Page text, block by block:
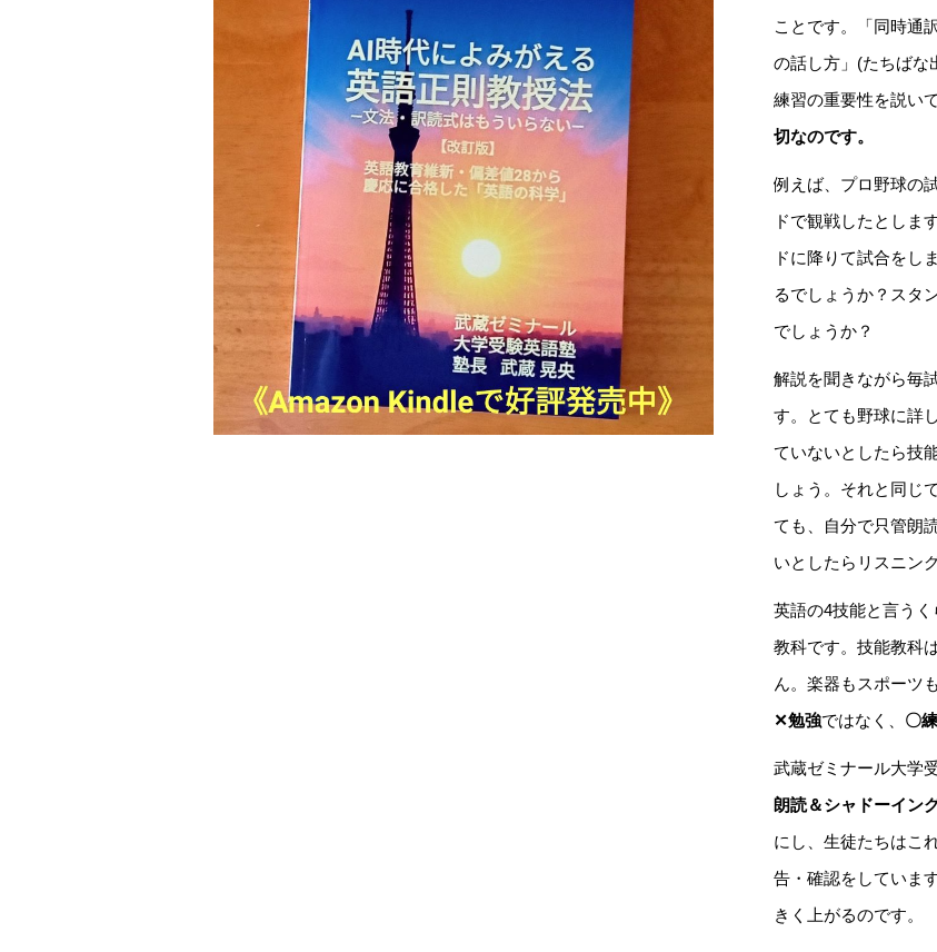
ことです。「同時通
の話し方」(たちばな
練習の重要性を説い
切なのです。
例えば、プロ野球の
ドで観戦したとしま
ドに降りて試合をし
るでしょうか？スタ
でしょうか？
解説を聞きながら毎
す。とても野球に詳
ていないとしたら技
しょう。それと同じ
ても、自分で只管朗
いとしたらリスニン
英語の4技能と言う
教科です。技能教科
ん。楽器もスポーツ
✕勉強ではなく、 〇
武蔵ゼミナール大学
朗読＆シャドーイン
にし、生徒たちはこ
告・確認をしていま
きく上がるのです。